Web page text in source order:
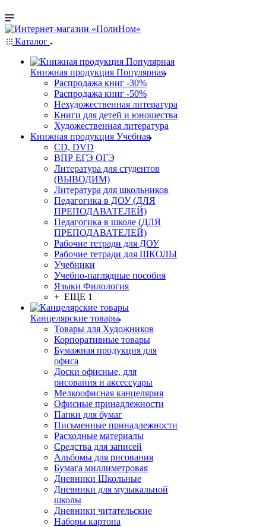
Каталог
Книжная продукция Популярная
Распродажа книг -30%
Распродажа книг -50%
Нехудожественная литература
Книги для детей и юношества
Художественная литература
Книжная продукция Учебная
CD, DVD
ВПР ЕГЭ ОГЭ
Литература для студентов
(ВЫВОДИМ)
Литература для школьников
Педагогика в ДОУ (ДЛЯ
ПРЕПОДАВАТЕЛЕЙ)
Педагогика в школе (ДЛЯ
ПРЕПОДАВАТЕЛЕЙ)
Рабочие тетради для ДОУ
Рабочие тетради для ШКОЛЫ
Учебники
Учебно-наглядные пособия
Языки Филология
+ ЕЩЕ 1
Канцелярские товары
Товары для Художников
Корпоративные товары
Бумажная продукция для
офиса
Доски офисные, для
рисования и аксессуары
Мелкоофисная канцелярия
Офисные принадлежности
Папки для бумаг
Письменные принадлежности
Расходные материалы
Средства для записей
Альбомы для рисования
Бумага миллиметровая
Дневники Школьные
Дневники для музыкальной
школы
Дневники читательские
Наборы картона